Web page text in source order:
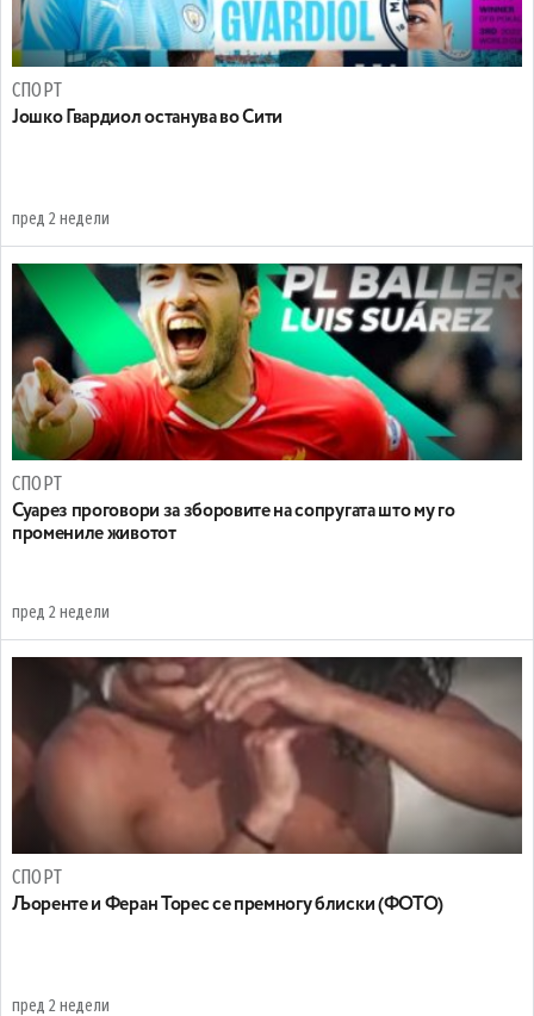
СПОРТ
Јошко Гвардиол oстанува во Сити
пред 2 недели
СПОРТ
Суарез проговори за зборовите на сопругата што му го
промениле животот
пред 2 недели
СПОРТ
Љоренте и Феран Торес се премногу блиски (ФОТО)
пред 2 недели